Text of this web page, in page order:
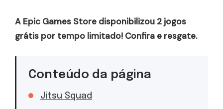
A Epic Games Store disponibilizou 2 jogos
grátis por tempo limitado! Confira e resgate.
Conteúdo da página
Jitsu Squad